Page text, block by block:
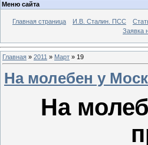
Меню сайта
Главная страница И.В. Сталин. ПСС
Заявка
Главная » 2011 » Март » 19
На молебен у
На